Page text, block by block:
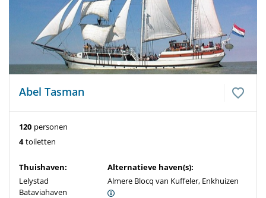
Abel Tasman
120 personen
4 toiletten
Thuishaven:
Lelystad
Bataviahaven
Alternatieve haven(s):
Almere Blocq van Kuffeler, Enkhuizen